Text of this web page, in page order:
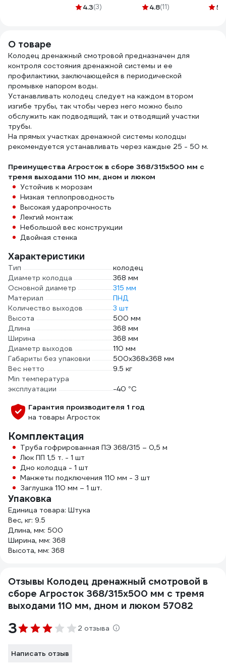
кокосового
4.3(3)
дренажная с
4.8(11)
ПНД
5
О товаре
Колодец дренажный смотровой предназначен для
контроля состояния дренажной системы и ее
профилактики, заключающейся в периодической
промывке напором воды.
Устанавливать колодец следует на каждом втором
изгибе трубы, так чтобы через него можно было
обслужить как подводящий, так и отводящий участки
трубы.
На прямых участках дренажной системы колодцы
рекомендуется устанавливать через каждые 25 - 50 м.
Преимущества Агросток в сборе 368/315x500 мм с
тремя выходами 110 мм, дном и люком
Устойчив к морозам
Низкая теплопроводность
Высокая ударопрочность
Лекгий монтаж
Небольшой вес конструкции
Двойная стенка
Характеристики
Тип
колодец
Диаметр колодца
368 мм
Основной диаметр
315 мм
Материал
ПНД
Количество выходов
3 шт
Высота
500 мм
Длина
368 мм
Ширина
368 мм
Диаметр выходов
110 мм
Габариты без упаковки
500х368х368 мм
Вес нетто
9.5 кг
Min температура
эксплуатации
-40 °С
Гарантия производителя 1 год
на товары Агросток
Комплектация
Труба гофрированная ПЭ 368/315 – 0,5 м
Люк ПП 1,5 т. - 1 шт
Дно колодца - 1 шт
Манжеты подключения 110 мм - 3 шт
Заглушка 110 мм – 1 шт.
Упаковка
Единица товара: Штука
Вес, кг: 9.5
Длина, мм: 500
Ширина, мм: 368
Высота, мм: 368
Отзывы Колодец дренажный смотровой в
сборе Агросток 368/315x500 мм с тремя
выходами 110 мм, дном и люком 57082
3 2 отзыва
Написать отзыв